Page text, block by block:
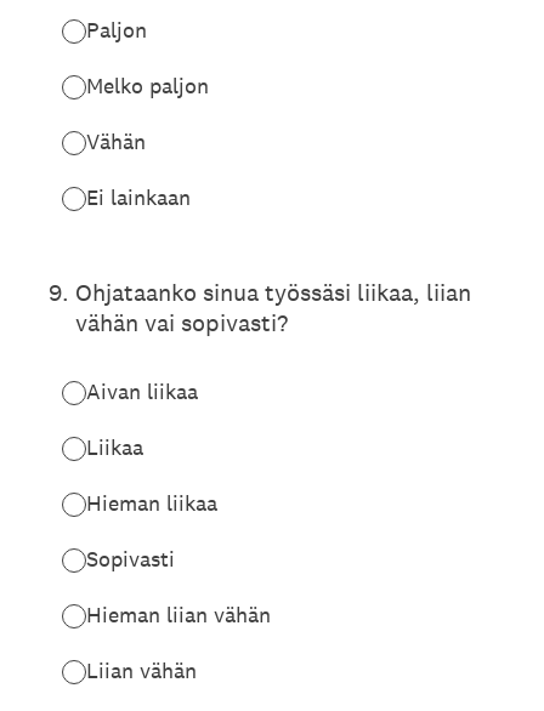
Paljon
Melko paljon
Vähän
Ei lainkaan
9. Ohjataanko sinua työssäsi liikaa, liian
vähän vai sopivasti?
Aivan liikaa
Liikaa
Hieman liikaa
Sopivasti
Hieman liian vähän
Liian vähän